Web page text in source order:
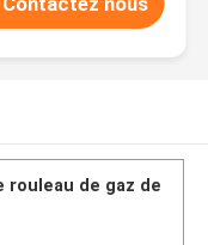
rouleau de gaz de